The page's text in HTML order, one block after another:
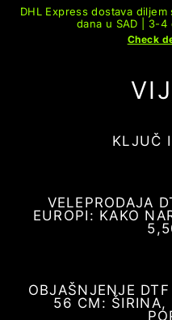
PreskočiDHL Express dostava
dana u SAD | 3-4
Check
KLJUČ
VELEPRODAJA
EUROPI: KAKO
OBJAŠNJENJE
56 CM: ŠIRINA,